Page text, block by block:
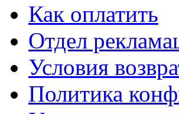
Как оплатить
Отдел
Условия
Политика